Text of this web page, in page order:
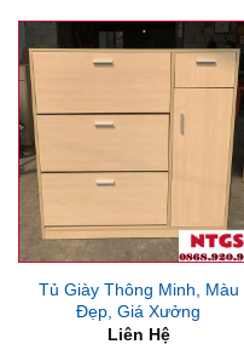
Tủ Giày Thông Minh, Màu
Đẹp, Giá Xưởng
Liên Hệ